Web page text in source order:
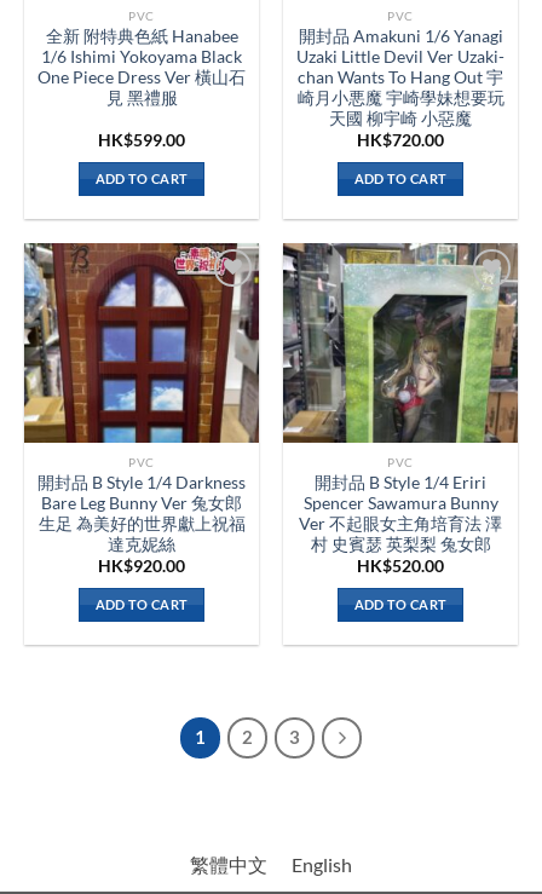
PVC
全新 附特典色紙 Hanabee
1/6 Ishimi Yokoyama Black
One Piece Dress Ver 橫山石
見 黑禮服
HK$599.00
ADD TO CART
PVC
開封品 Amakuni 1/6 Yanagi
Uzaki Little Devil Ver Uzaki-
chan Wants To Hang Out 宇
崎月小悪魔 宇崎學妹想要玩
天國 柳宇崎 小惡魔
HK$720.00
ADD TO CART
PVC
開封品 B Style 1/4 Darkness
Bare Leg Bunny Ver 兔女郎
生足 為美好的世界獻上祝福
達克妮絲
HK$920.00
ADD TO CART
PVC
開封品 B Style 1/4 Eriri
Spencer Sawamura Bunny
Ver 不起眼女主角培育法 澤
村 史賓瑟 英梨梨 兔女郎
HK$520.00
ADD TO CART
1 2 3
繁體中文 English